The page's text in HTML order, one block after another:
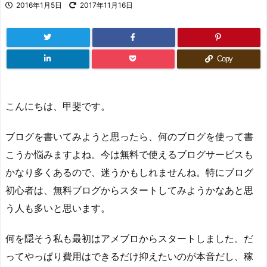
2016年1月5日 2017年11月16日
Copy
こんにちは、甲斐です。
ブログを書いてみようと思ったら、何のブログを使って書
こうか悩みますよね。今は無料で使えるブログサービスも
かなり多くあるので、迷うかもしれませんね。特にブログ
初心者は、無料ブログからスタートしてみようかなあと思
う人も多いと思います。
何を隠そう私も最初はアメブロからスタートしました。だ
ってやっぱり費用はできるだけ抑えたいのが本音だし、稼